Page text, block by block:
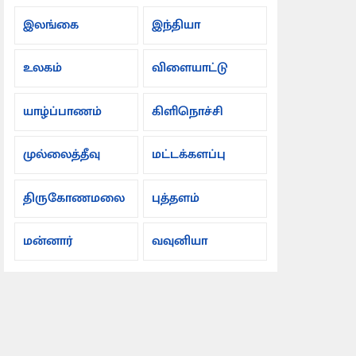
இலங்கை இந்தியா
உலகம் விளையாட்டு
யாழ்ப்பாணம் கிளிநொச்சி
முல்லைத்தீவு மட்டக்களப்பு
திருகோணமலை புத்தளம்
மன்னார் வவுனியா